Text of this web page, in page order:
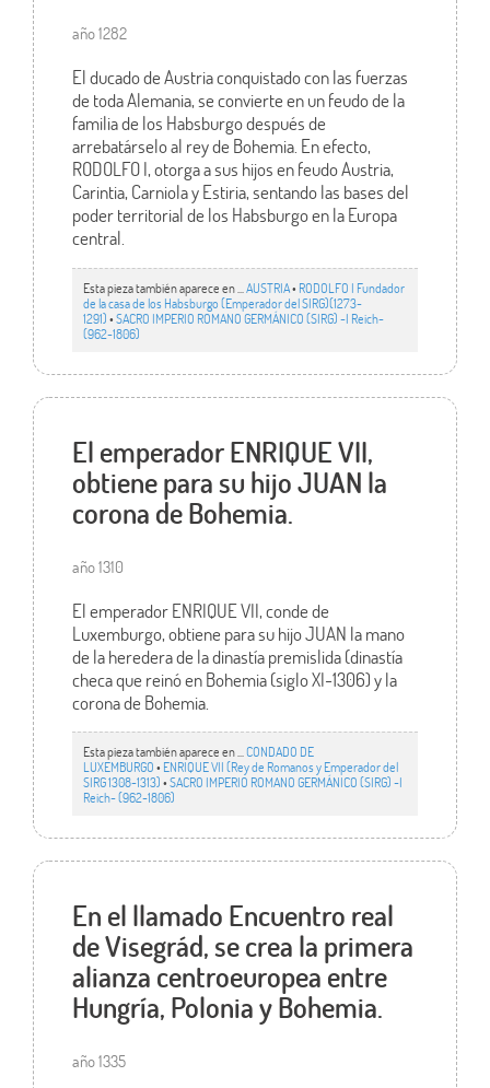
año 1282
El ducado de Austria conquistado con las fuerzas
de toda Alemania, se convierte en un feudo de la
familia de los Habsburgo después de
arrebatárselo al rey de Bohemia. En efecto,
RODOLFO I, otorga a sus hijos en feudo Austria,
Carintia, Carniola y Estiria, sentando las bases del
poder territorial de los Habsburgo en la Europa
central.
Esta pieza también aparece en ... AUSTRIA• RODOLFO I Fundador
de la casa de los Habsburgo (Emperador del SIRG)(1273-
1291)•SACRO IMPERIO ROMANO GERMÁNICO (SIRG) -I Reich-
(962-1806)
El emperador ENRIQUE VII,
obtiene para su hijo JUAN la
corona de Bohemia.
año 1310
El emperador ENRIQUE VII, conde de
Luxemburgo, obtiene para su hijo JUAN la mano
de la heredera de la dinastía premislida (dinastía
checa que reinó en Bohemia (siglo XI-1306) y la
corona de Bohemia.
Esta pieza también aparece en ... CONDADO DE
LUXEMBURGO• ENRIQUE VII (Rey de Romanos y Emperador del
SIRG 1308-1313)•SACRO IMPERIO ROMANO GERMÁNICO (SIRG) -I
Reich- (962-1806)
En el llamado Encuentro real
de Visegrád, se crea la primera
alianza centroeuropea entre
Hungría, Polonia y Bohemia.
año 1335